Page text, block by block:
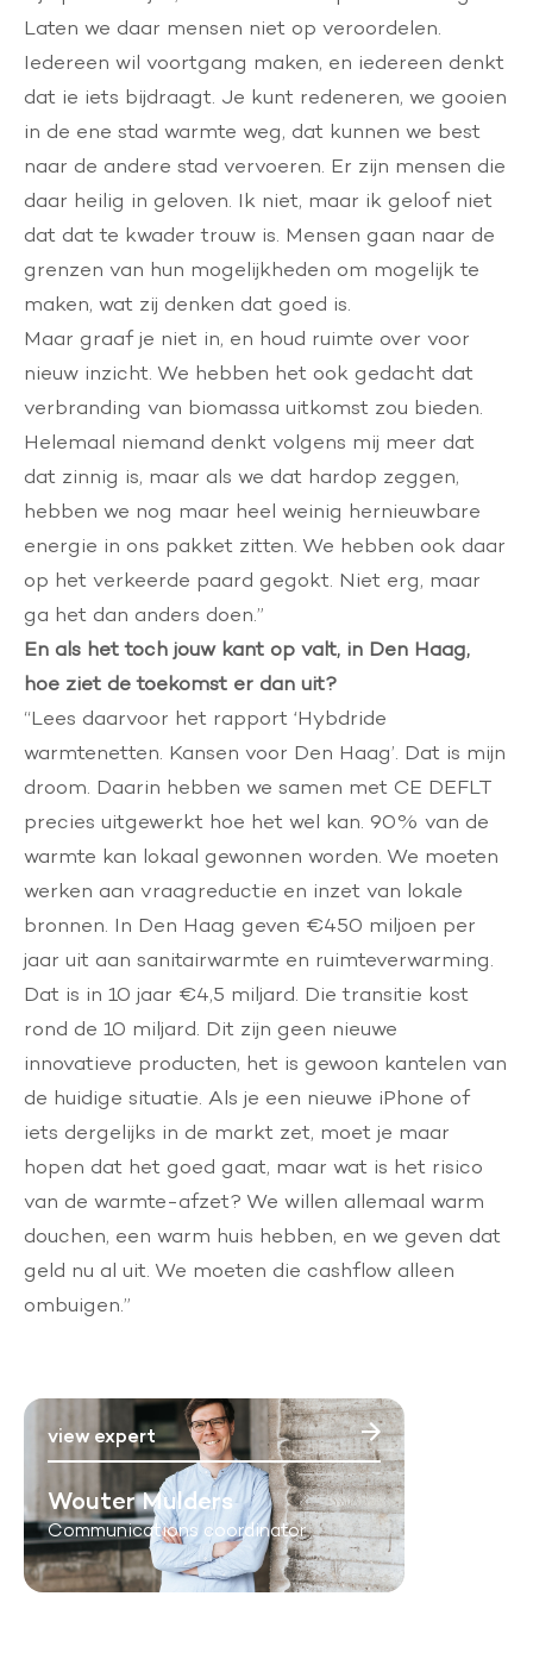
Laten we daar mensen niet op veroordelen.
Iedereen wil voortgang maken, en iedereen denkt
dat ie iets bijdraagt. Je kunt redeneren, we gooien
in de ene stad warmte weg, dat kunnen we best
naar de andere stad vervoeren. Er zijn mensen die
daar heilig in geloven. Ik niet, maar ik geloof niet
dat dat te kwader trouw is. Mensen gaan naar de
grenzen van hun mogelijkheden om mogelijk te
maken, wat zij denken dat goed is.
Maar graaf je niet in, en houd ruimte over voor
nieuw inzicht. We hebben het ook gedacht dat
verbranding van biomassa uitkomst zou bieden.
Helemaal niemand denkt volgens mij meer dat
dat zinnig is, maar als we dat hardop zeggen,
hebben we nog maar heel weinig hernieuwbare
energie in ons pakket zitten. We hebben ook daar
op het verkeerde paard gegokt. Niet erg, maar
ga het dan anders doen.”
En als het toch jouw kant op valt, in Den Haag,
hoe ziet de toekomst er dan uit?
“Lees daarvoor het rapport ‘Hybdride
warmtenetten. Kansen voor Den Haag’. Dat is mijn
droom. Daarin hebben we samen met CE DEFLT
precies uitgewerkt hoe het wel kan. 90% van de
warmte kan lokaal gewonnen worden. We moeten
werken aan vraagreductie en inzet van lokale
bronnen. In Den Haag geven €450 miljoen per
jaar uit aan sanitairwarmte en ruimteverwarming.
Dat is in 10 jaar €4,5 miljard. Die transitie kost
rond de 10 miljard. Dit zijn geen nieuwe
innovatieve producten, het is gewoon kantelen van
de huidige situatie. Als je een nieuwe iPhone of
iets dergelijks in de markt zet, moet je maar
hopen dat het goed gaat, maar wat is het risico
van de warmte-afzet? We willen allemaal warm
douchen, een warm huis hebben, en we geven dat
geld nu al uit. We moeten die cashflow alleen
ombuigen.”
view expert
Wouter Mulders
Communications coordinator